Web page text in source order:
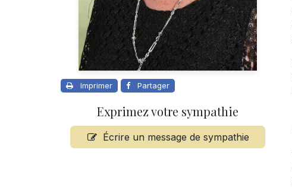
Imprimer Partager
Exprimez votre sympathie
Écrire un message de sympathie